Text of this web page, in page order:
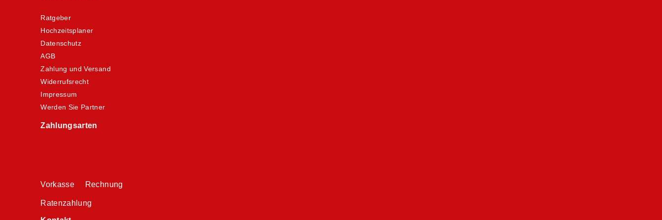
Ratgeber
Hochzeitsplaner
Datenschutz
AGB
Zahlung und Versand
Widerrufsrecht
Impressum
Werden Sie Partner
Zahlungsarten
Vorkasse Rechnung
Ratenzahlung